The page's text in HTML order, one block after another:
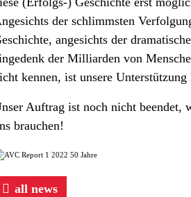
der schlimmsten
angesichts der
der Milliarden von
kennen, ist unsere
Auftrag ist noch nicht beendet,
brauchen!
all news